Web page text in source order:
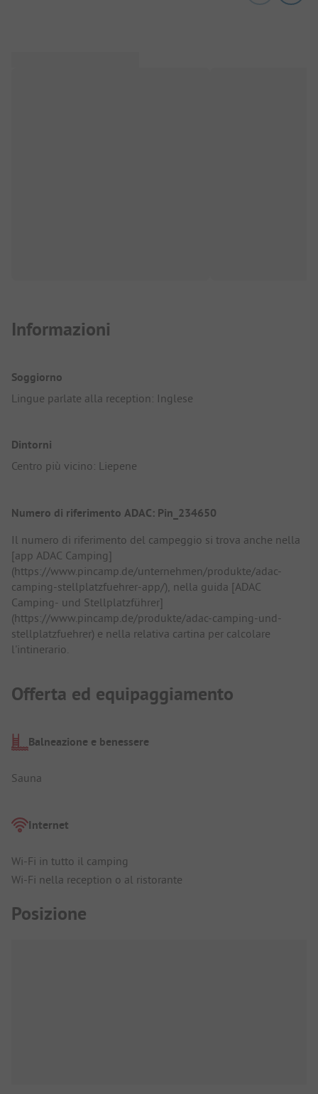
Informazioni
Soggiorno
Lingue parlate alla reception: Inglese
Dintorni
Centro più vicino: Liepene
Numero di riferimento ADAC: Pin_234650
Il numero di riferimento del campeggio si trova anche nella
[app ADAC Camping]
(https://www.pincamp.de/unternehmen/produkte/adac-
camping-stellplatzfuehrer-app/), nella guida [ADAC
Camping- und Stellplatzführer]
(https://www.pincamp.de/produkte/adac-camping-und-
stellplatzfuehrer) e nella relativa cartina per calcolare
l'intinerario.
Offerta ed equipaggiamento
Balneazione e benessere
Sauna
Internet
Wi-Fi in tutto il camping
Wi-Fi nella reception o al ristorante
Posizione